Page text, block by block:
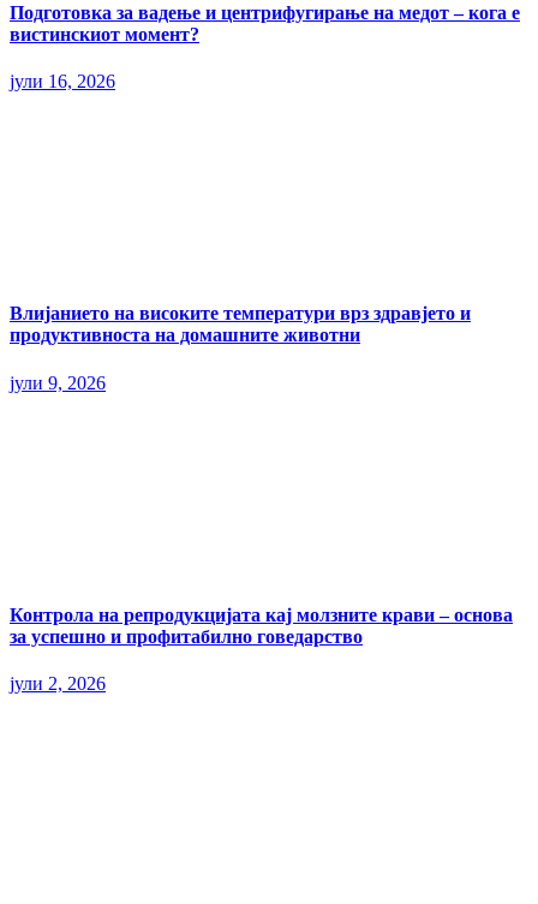
Подготовка за вадење и центрифугирање на медот – кога е
вистинскиот момент?
јули 16, 2026
Влијанието на високите температури врз здравјето и
продуктивноста на домашните животни
јули 9, 2026
Контрола на репродукцијата кај молзните крави – основа
за успешно и профитабилно говедарство
јули 2, 2026